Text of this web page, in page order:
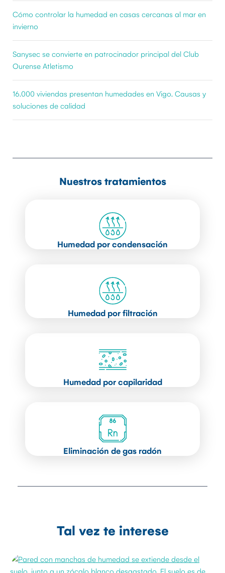
Cómo controlar la humedad en casas cercanas al mar en
invierno
Sanysec se convierte en patrocinador principal del Club
Ourense Atletismo
16.000 viviendas presentan humedades en Vigo. Causas y
soluciones de calidad
Nuestros tratamientos
Humedad por condensación
Humedad por filtración
Humedad por capilaridad
Eliminación de gas radón
Tal vez te interese